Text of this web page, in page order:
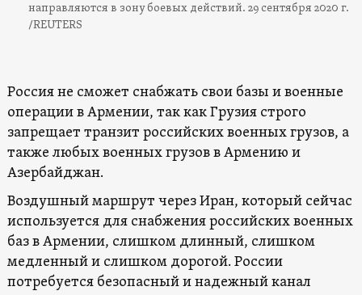
направляются в зону боевых действий. 29 сентября 2020 г.
/REUTERS
Россия не сможет снабжать свои базы и военные
операции в Армении, так как Грузия строго
запрещает транзит российских военных грузов, а
также любых военных грузов в Армению и
Азербайджан.
Воздушный маршрут через Иран, который сейчас
используется для снабжения российских военных
баз в Армении, слишком длинный, слишком
медленный и слишком дорогой. России
потребуется безопасный и надежный канал